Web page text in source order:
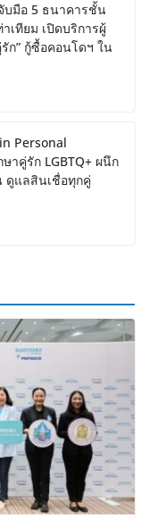
บมือ 5 ธนาคารชั้น
เทียม เปิดบริการผู้
ก” กู้ซื้อคอนโดฯ ใน
Personal
าคู่รัก LGBTQ+ ผนึก
ดูแลสินเชื่อทุกคู่